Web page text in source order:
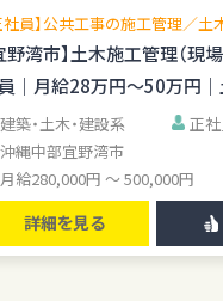
社員】公共工事の施工管理／土
士歓迎／賞与年2回／無料駐
経験を活かせる
野湾市】土木施工管理（現
｜月給28万円～50万円
手当あり
建築・土木・建設系
正
沖縄中部宜野湾市
月給280,000円 ～ 500,000円
詳細を見る